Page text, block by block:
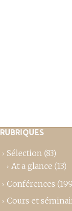
RUBRIQUES
Sélection (83)
At a glance (13)
Conférences
Cours et